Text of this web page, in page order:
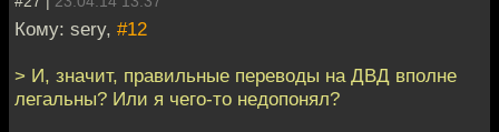
Кому: sery, #12
> И, значит, правильные переводы на ДВД вполне
легальны? Или я чего-то недопонял?